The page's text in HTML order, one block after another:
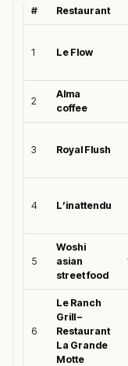
# Restaurant
1 Le Flow
2
Alma
coffee
3 Royal Flush
4 L’inattendu
5
Woshi
asian
street food
6
Le Ranch
Grill –
Restaurant
La Grande
Motte